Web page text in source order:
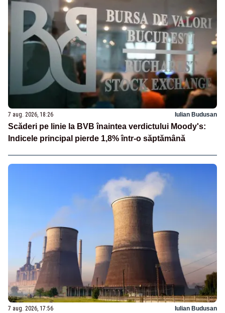
7 aug. 2026, 18:26 Iulian Budusan
Scăderi pe linie la BVB înaintea verdictului Moody's:
Indicele principal pierde 1,8% într-o săptămână
7 aug. 2026, 17:56 Iulian Budusan